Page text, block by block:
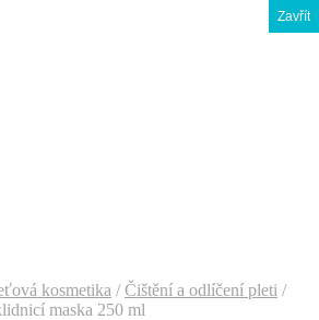
kosmetika / Čištění a odlíčení pleti /
maska 250 ml
Zavřít